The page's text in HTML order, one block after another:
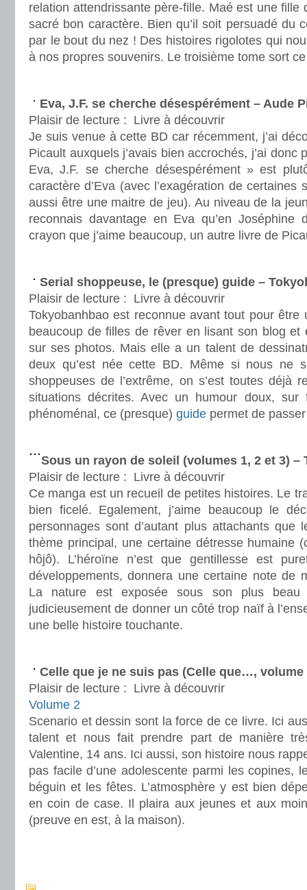
relation attendrissante père-fille. Maé est une fille
sacré bon caractère. Bien qu’il soit persuadé du
par le bout du nez ! Des histoires rigolotes qui
à nos propres souvenirs. Le troisième tome sort
Eva, J.F. se cherche désespérément – Aude
Plaisir de lecture : Livre à découvrir
Je suis venue à cette BD car récemment, j’ai
Picault auxquels j’avais bien accrochés, j’ai donc
Eva, J.F. se cherche désespérément » est
caractère d’Eva (avec l’exagération de certaines
aussi être une maitre de jeu). Au niveau de la
reconnais davantage en Eva qu’en Joséphine
crayon que j’aime beaucoup, un autre livre de
Serial shoppeuse, le (presque) guide –
Plaisir de lecture : Livre à découvrir
Tokyobanhbao est reconnue avant tout pour être
beaucoup de filles de rêver en lisant son blog et
sur ses photos. Mais elle a un talent de
deux qu’est née cette BD. Même si nous ne
shoppeuses de l’extrême, on s’est toutes déjà
situations décrites. Avec un humour doux, sur
phénoménal, ce (presque) guide permet de
Sous un rayon de soleil (volumes 1, 2 et 3) –
Plaisir de lecture : Livre à découvrir
Ce manga est un recueil de petites histoires. Le
bien ficelé. Egalement, j’aime beaucoup le
personnages sont d’autant plus attachants que
thème principal, une certaine détresse humaine
hôjô). L’héroïne n’est que gentillesse est
développements, donnera une certaine note de
La nature est exposée sous son plus beau
judicieusement de donner un côté trop naïf à
une belle histoire touchante.
Celle que je ne suis pas (Celle que…, volume
Plaisir de lecture : Livre à découvrir
Volume 2
Scenario et dessin sont la force de ce livre. Ici
talent et nous fait prendre part de manière
Valentine, 14 ans. Ici aussi, son histoire nous
pas facile d’une adolescente parmi les copines,
béguin et les fêtes. L’atmosphère y est bien
en coin de case. Il plaira aux jeunes et aux
(preuve en est, à la maison).